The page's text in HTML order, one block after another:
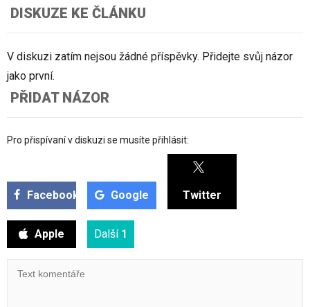
DISKUZE KE ČLÁNKU
V diskuzi zatím nejsou žádné příspěvky. Přidejte svůj názor
jako první.
PŘIDAT NÁZOR
Pro přispívaní v diskuzi se musíte přihlásit:
Facebook Google Twitter
Apple Další 1